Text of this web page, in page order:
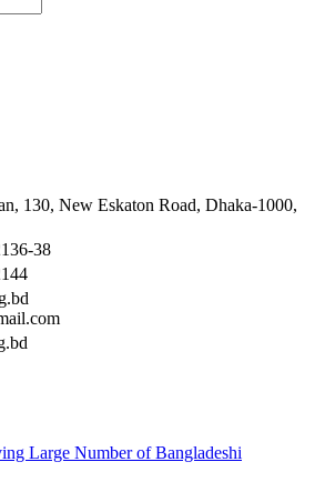
130, New Eskaton Road, Dhaka-1000,
38
Large Number of Bangladeshi